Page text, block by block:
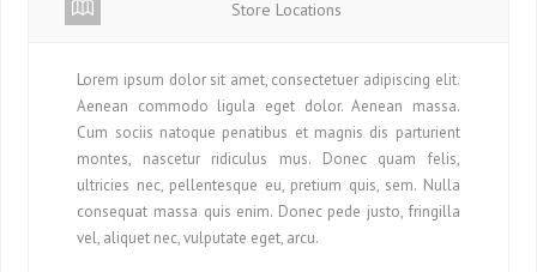
Store Locations
Lorem ipsum dolor sit amet, consectetuer adipiscing elit.
Aenean commodo ligula eget dolor. Aenean massa.
Cum sociis natoque penatibus et magnis dis parturient
montes, nascetur ridiculus mus. Donec quam felis,
ultricies nec, pellentesque eu, pretium quis, sem. Nulla
consequat massa quis enim. Donec pede justo, fringilla
vel, aliquet nec, vulputate eget, arcu.